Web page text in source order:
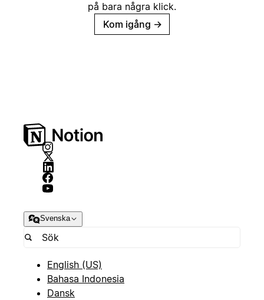
på bara några klick.
Kom igång →
Svenska
English (US)
Bahasa Indonesia
Dansk